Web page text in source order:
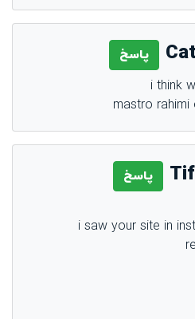
پاسخ
i think
mastro
پاسخ
i saw your site in